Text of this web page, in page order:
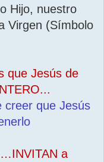
Hijo, nuestro
Virgen (Símbolo
que Jesús de
que Jesús
a